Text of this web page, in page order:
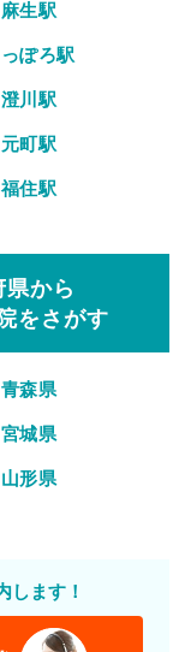
麻生駅
ぽろ駅
澄川駅
元町駅
福住駅
から
をさがす
青森県
宮城県
山形県
します！